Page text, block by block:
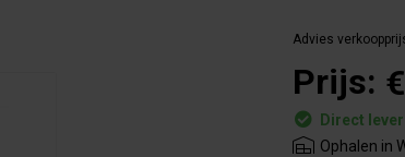
Advies
Prijs:
Direct
Ophalen in